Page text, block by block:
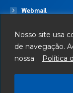
Nosso site usa
de navegação.
nossa .
Política
Webmail
Serviços
Telefones Úteis